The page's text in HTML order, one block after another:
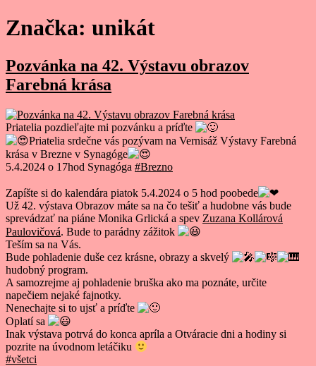
Značka: unikát
Pozvánka na 42. Výstavu obrazov
Farebná krása
Priatelia pozdieľajte mi pozvánku a príďte
Priatelia srdečne vás pozývam na Vernisáž Výstavy Farebná
krása v Brezne v Synagóge
5.4.2024 o 17hod Synagóga #Brezno
Zapíšte si do kalendára piatok 5.4.2024 o 5 hod poobede
Už 42. výstava Obrazov máte sa na čo tešiť a hudobne vás bude
sprevádzať na piáne Monika Grlická a spev Zuzana Kollárová
Paulovičová. Bude to parádny zážitok
Teším sa na Vás.
Bude pohladenie duše cez krásne, obrazy a skvelý
hudobný program.
A samozrejme aj pohladenie bruška ako ma poznáte, určite
napečiem nejaké fajnotky.
Nenechajte si to ujsť a príďte
Oplatí sa
Inak výstava potrvá do konca apríla a Otváracie dni a hodiny si
pozrite na úvodnom letáčiku
#všetci